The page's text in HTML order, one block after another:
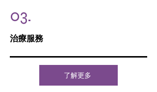
03.
​治療服務
了解更多